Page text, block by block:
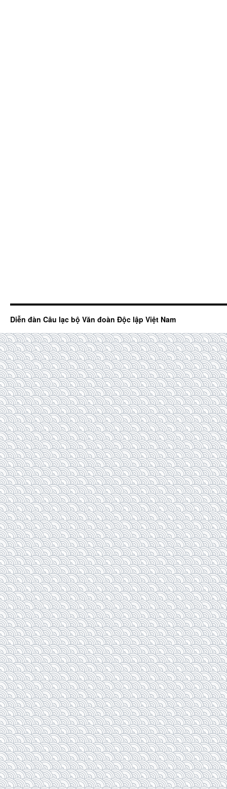
Diễn đàn Câu lạc bộ Văn đoàn Độc lập Việt Nam